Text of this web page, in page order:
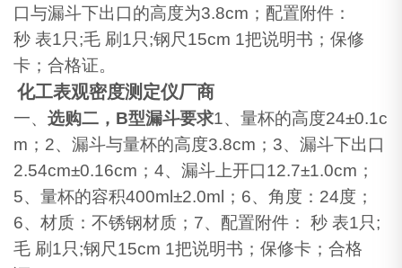
口与漏斗下出口的高度为3.8cm ； 配置附件：
秒 表1只;毛 刷1只;钢尺15cm 1把说明书；保修
卡；合格证。
化工表观密度测定仪厂商
一、选购二， B型漏斗要求1、量杯的高度24±0.1c
m ； 2、漏斗与量杯的高度3.8cm ； 3、漏斗下出口
2.54cm±0.16cm ；4、漏斗上开口12.7±1.0cm ；
5、量杯的容积400ml±2.0ml ； 6、角度：24度；
6、材质：不锈钢材质；7、配置附件： 秒 表1只;
毛 刷1只;钢尺15cm 1把说明书；保修卡；合格